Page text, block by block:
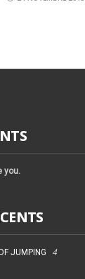
you.
JUMPING
4